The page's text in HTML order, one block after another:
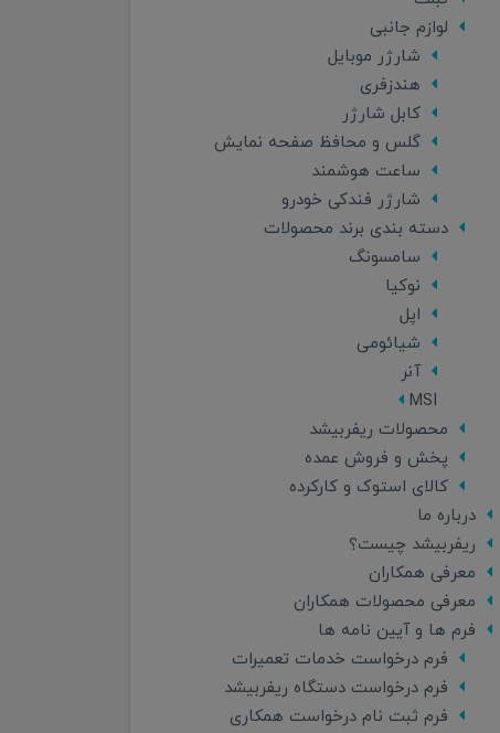
لوازم جانبی
شارژر موبایل
هندزفری
کابل شارژر
گلس و محافظ صفحه نمایش
ساعت هوشمند
شارژر فندکی خودرو
دسته بندی برند محصولات
سامسونگ
نوکیا
اپل
شیائومی
آنر
MSI
محصولات ریفربیشد
پخش و فروش عمده
کالای استوک و کارکرده
درباره ما
ریفربیشد چیست؟
معرفی همکاران
معرفی محصولات همکاران
فرم ها و آیین نامه ها
فرم درخواست خدمات تعمیرات
فرم درخواست دستگاه ریفربیشد
فرم ثبت نام درخواست همکاری